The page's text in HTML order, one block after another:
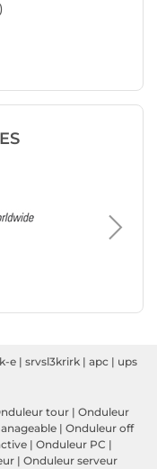
e | srvsl3krirk | apc | ups
tour | Onduleur
| Onduleur off
| Onduleur PC |
| Onduleur serveur